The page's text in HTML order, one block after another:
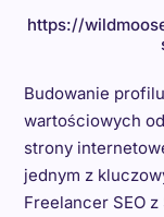
https://
Budowanie
wartościowych
strony
jednym z
Freelancer SEO